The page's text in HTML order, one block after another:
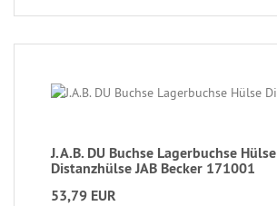
J.A.B. DU Buchse Lagerbuchse Hülse
Distanzhülse JAB Becker 171001
53,79 EUR